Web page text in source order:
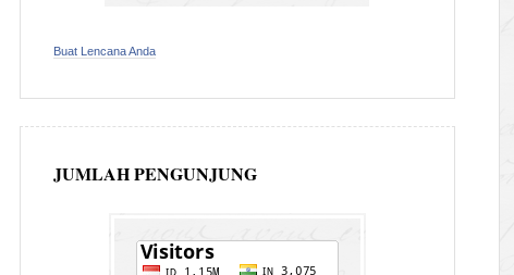
Buat Lencana Anda
JUMLAH PENGUNJUNG